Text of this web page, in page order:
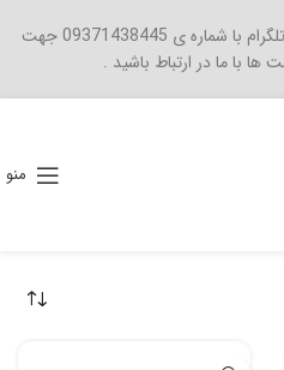
منو
از طریق پیام رسان های واتساپ یا تلگرام با شماره ی 09371438445 جهت
با ما در ارتباط باشید .